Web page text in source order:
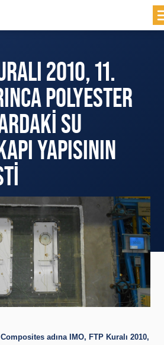
2010, 11.
POLYESTER
SU
YAPISININ
ites adına IMO, FTP Kuralı 2010,